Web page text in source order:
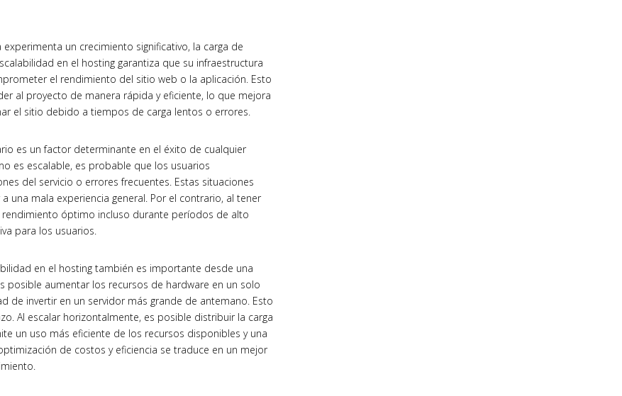
un crecimiento significativo, la carga de
en el hosting garantiza que su infraestructura
el rendimiento del sitio web o la aplicación. Esto
al proyecto de manera rápida y eficiente, lo que mejora
el sitio debido a tiempos de carga lentos o errores.
es un factor determinante en el éxito de cualquier
es escalable, es probable que los usuarios
del servicio o errores frecuentes. Estas situaciones
una mala experiencia general. Por el contrario, al tener
óptimo incluso durante períodos de alto
para los usuarios.
en el hosting también es importante desde una
posible aumentar los recursos de hardware en un solo
de invertir en un servidor más grande de antemano. Esto
Al escalar horizontalmente, es posible distribuir la carga
un uso más eficiente de los recursos disponibles y una
de costos y eficiencia se traduce en un mejor